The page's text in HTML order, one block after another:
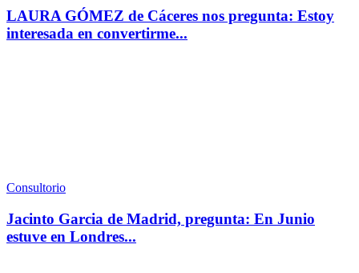
LAURA GÓMEZ de Cáceres nos pregunta: Estoy
interesada en convertirme...
Consultorio
Jacinto Garcia de Madrid, pregunta: En Junio
estuve en Londres...